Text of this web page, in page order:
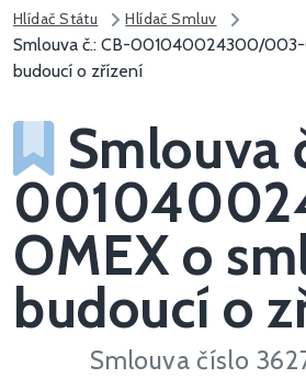
Hlídač Státu Hlídač Smluv
Smlouva č.: CB-001040024300/003-
budoucí o zřízení
Smlouva
OMEX o
budoucí o
Smlouva číslo